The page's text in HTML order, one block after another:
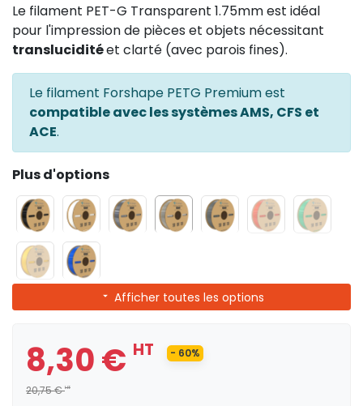
Le filament PET-G Transparent 1.75mm est idéal
pour l'impression de pièces et objets nécessitant
transluciditéet clarté (avec parois fines).
Le filament Forshape PETG Premium est
compatible avec les systèmes AMS, CFS et
ACE.
Plus d'options
Afficher toutes les options
8,30 € HT
20,75 €HT
- 60%